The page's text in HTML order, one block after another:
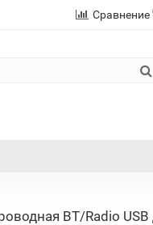
Сравнение
BT/Radio USB